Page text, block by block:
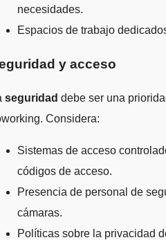
necesidades.
Espacios de trabajo
y acceso
seguridad debe ser una
Considera:
Sistemas de acceso
códigos de acceso.
Presencia de personal de
cámaras.
Políticas sobre la privacidad